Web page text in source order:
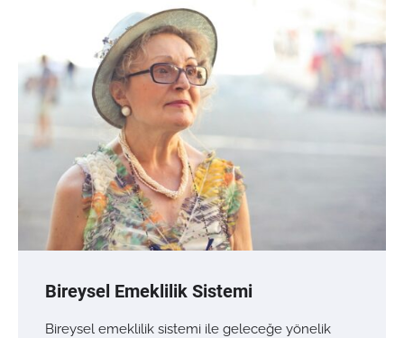
Bireysel Emeklilik Sistemi
Bireysel emeklilik sistemi ile geleceğe yönelik